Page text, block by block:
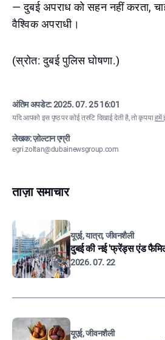
— दुबई अपराध को सहन नहीं करता,
वैश्विक अपराधी।
(स्रोत: दुबई पुलिस घोषणा.)
अंतिम अपडेट:2025. 07. 25 16:01
यदि आपको इस पृष्ठ पर कोई त्रुटि दिखाई देती है, तो कृपयाहमें
लेखक: ज़ोल्टान एग्री
egri.zoltan@dubainewsgroup.com
ताज़ा समाचार
यूएई, यात्रा, जीवनशैली
दुबई की नई 'फ्रेंड्स एंड
2026. 07. 22
यूएई, जीवनशैली